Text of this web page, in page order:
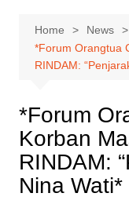
Home
News
*Forum Orangtua
RINDAM:
*Forum
Korban
RINDAM:
Nina Wati*